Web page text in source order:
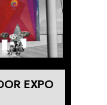
EXPO